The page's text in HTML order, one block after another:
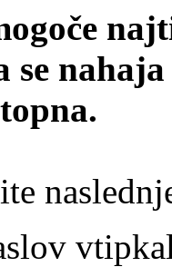
se